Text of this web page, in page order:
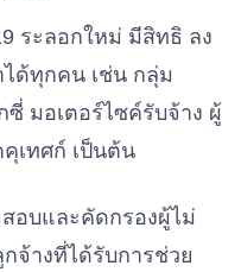
ระลอกใหม่ มีสิทธิ ลง
ได้ทุกคน เช่น กลุ่ม
มอเตอร์ไซค์รับจ้าง ผู้
เทศก์ เป็นต้น
อบและคัดกรองผู้ไม่
จ้างที่ได้รับการช่วย